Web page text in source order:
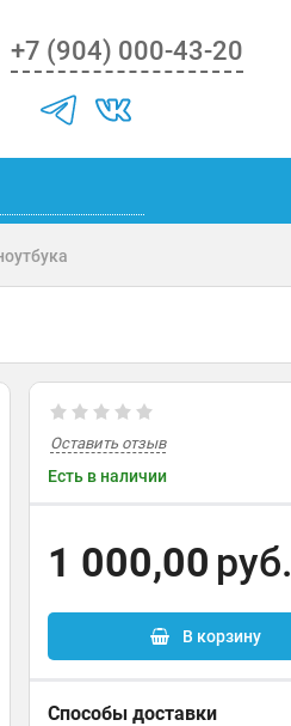
+7 (904) 000-43-20
Оставить отзыв
Есть в наличии
1 000,00 руб.
В корзину
Способы доставки